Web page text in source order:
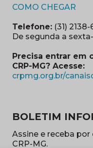
COMO CHEGAR
Telefone: (31)
De segunda a
Precisa entrar em
CRP-MG? Acesse:
crpmg.org.br/
BOLETIM
Assine e receba
CRP-MG.